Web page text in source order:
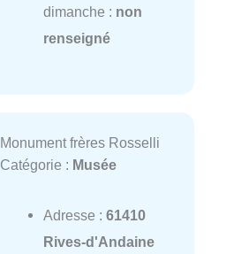
dimanche : non
renseigné
Monument frères Rosselli
Catégorie : Musée
Adresse : 61410
Rives-d'Andaine